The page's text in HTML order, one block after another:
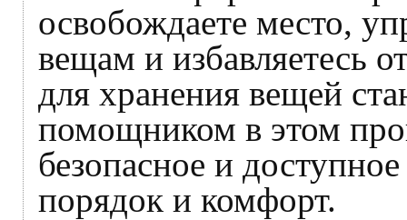
освобождаете место,
вещам и избавляетесь
для хранения вещей
помощником в этом
безопасное и
порядок и комфорт.